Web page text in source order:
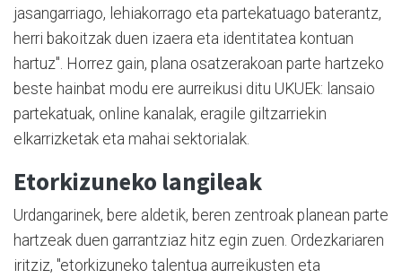
jasangarriago, lehiakorrago eta partekatuago baterantz,
herri bakoitzak duen izaera eta identitatea kontuan
hartuz". Horrez gain, plana osatzerakoan parte hartzeko
beste hainbat modu ere aurreikusi ditu UKUEk: lansaio
partekatuak, online kanalak, eragile giltzarriekin
elkarrizketak eta mahai sektorialak.
Etorkizuneko langileak
Urdangarinek, bere aldetik, beren zentroak planean parte
hartzeak duen garrantziaz hitz egin zuen. Ordezkariaren
iritziz, "etorkizuneko talentua aurreikusten eta